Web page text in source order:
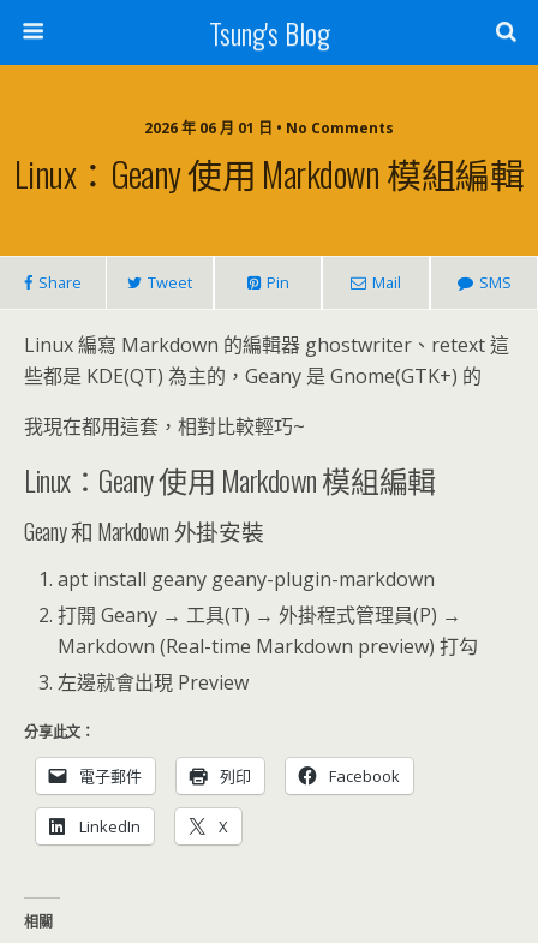
Tsung's Blog
2026 年 06 月 01 日 • No Comments
Linux：Geany 使用 Markdown 模組編輯
Share Tweet Pin Mail SMS
Linux 編寫 Markdown 的編輯器 ghostwriter、retext 這
些都是 KDE(QT) 為主的，Geany 是 Gnome(GTK+) 的
我現在都用這套，相對比較輕巧~
Linux：Geany 使用 Markdown 模組編輯
Geany 和 Markdown 外掛安裝
apt install geany geany-plugin-markdown
打開 Geany → 工具(T) → 外掛程式管理員(P) →
Markdown (Real-time Markdown preview) 打勾
左邊就會出現 Preview
分享此文：
電子郵件 列印 Facebook
LinkedIn X
相關